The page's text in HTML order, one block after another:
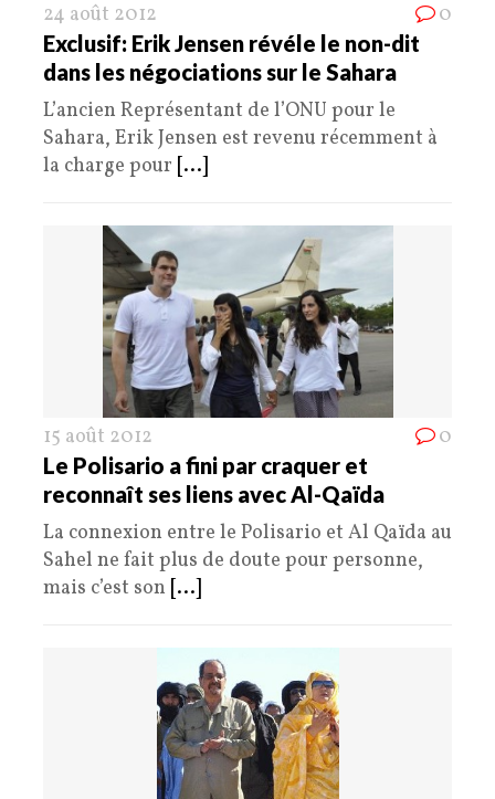
24 août 2012 0
Exclusif: Erik Jensen révéle le non-dit
dans les négociations sur le Sahara
L’ancien Représentant de l’ONU pour le
Sahara, Erik Jensen est revenu récemment à
la charge pour [...]
15 août 2012 0
Le Polisario a fini par craquer et
reconnaît ses liens avec Al-Qaïda
La connexion entre le Polisario et Al Qaïda au
Sahel ne fait plus de doute pour personne,
mais c’est son [...]